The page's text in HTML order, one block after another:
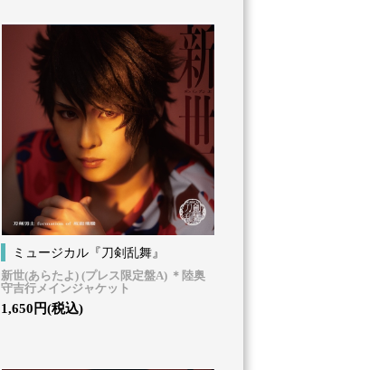
ミュージカル『刀剣乱舞』
新世(あらたよ) (プレス限定盤A) ＊陸奥
守吉行メインジャケット
1,650円(税込)